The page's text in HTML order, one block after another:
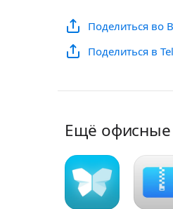
Поделиться во
Поделиться в
Ещё